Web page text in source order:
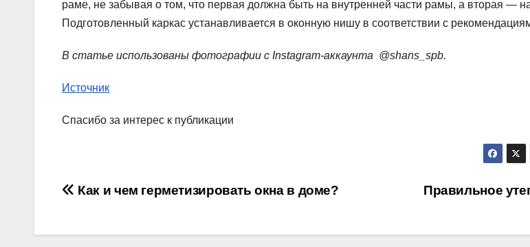
раме, не забывая о том, что первая должна быть на внутренней части рамы, а вторая —
Подготовленный каркас устанавливается в оконную нишу в соответствии с
В статье использованы фотографии с Instagram-аккаунта @shans_spb.
Источник
Спасибо за интерес к публикации
Навигация
Правильное
Как и чем герметизировать окна в доме?